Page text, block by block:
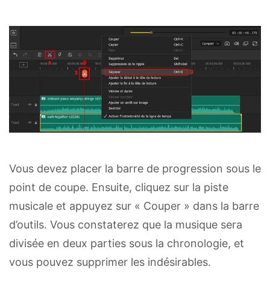
Vous devez placer la barre de progression sous le
point de coupe. Ensuite, cliquez sur la piste
musicale et appuyez sur « Couper » dans la barre
d’outils. Vous constaterez que la musique sera
divisée en deux parties sous la chronologie, et
vous pouvez supprimer les indésirables.